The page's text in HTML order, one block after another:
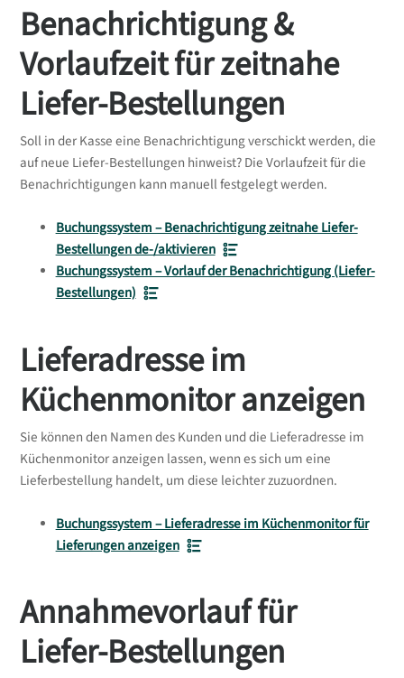
Benachrichtigung &
Vorlaufzeit für zeitnahe
Liefer-Bestellungen
Soll in der Kasse eine Benachrichtigung verschickt werden, die
auf neue Liefer-Bestellungen hinweist? Die Vorlaufzeit für die
Benachrichtigungen kann manuell festgelegt werden.
Buchungssystem – Benachrichtigung zeitnahe Liefer-
Bestellungen de-/aktivieren
Buchungssystem – Vorlauf der Benachrichtigung (Liefer-
Bestellungen)
Lieferadresse im
Küchenmonitor anzeigen
Sie können den Namen des Kunden und die Lieferadresse im
Küchenmonitor anzeigen lassen, wenn es sich um eine
Lieferbestellung handelt, um diese leichter zuzuordnen.
Buchungssystem – Lieferadresse im Küchenmonitor für
Lieferungen anzeigen
Annahmevorlauf für
Liefer-Bestellungen